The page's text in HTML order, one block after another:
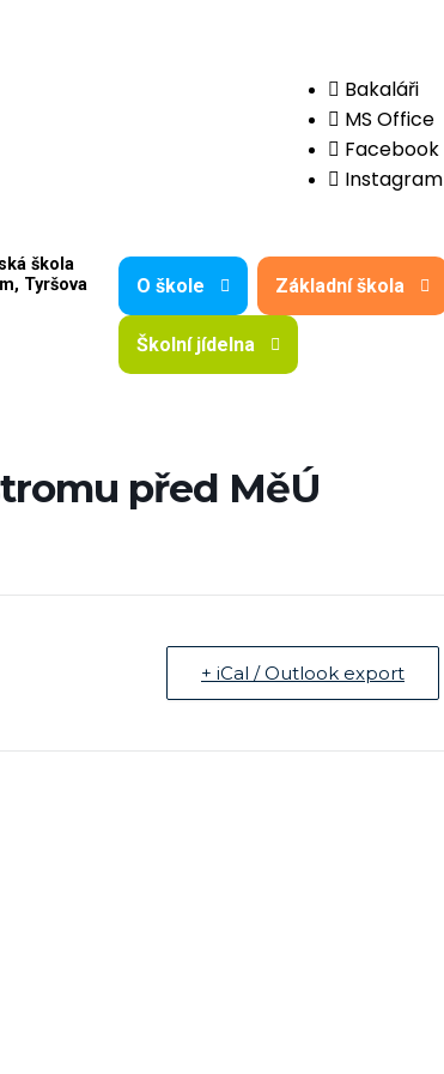
Bakaláři
MS Office
Facebook
Instagram
škola
Tyršova
O škole Základní škola
Školní jídelna
před MěÚ
+ iCal / Outlook export